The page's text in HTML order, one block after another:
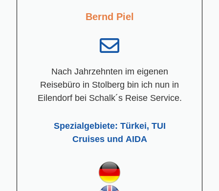
Bernd Piel
Nach Jahrzehnten im eigenen
Reisebüro in Stolberg bin ich nun in
Eilendorf bei Schalk´s Reise Service.
Spezialgebiete: Türkei, TUI
Cruises und AIDA